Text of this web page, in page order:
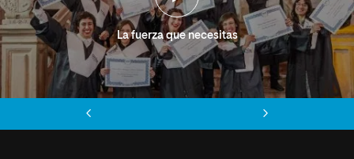
La fuerza que necesitas